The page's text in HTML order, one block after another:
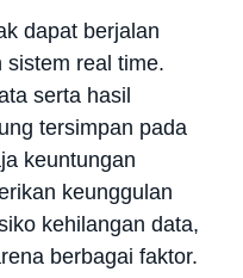
dapat berjalan
sistem real time.
serta hasil
tersimpan pada
keuntungan
keunggulan
kehilangan data,
berbagai faktor.